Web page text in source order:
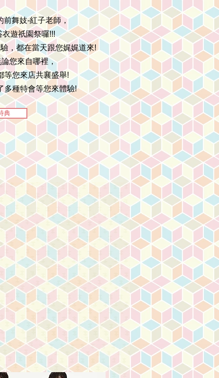
前舞妓-紅子老師，
遊祇園祭囉!!!
，都在當天跟您娓娓道來!
您來自哪裡，
等您來店共襄盛舉!
多種特會等您來體驗!
典